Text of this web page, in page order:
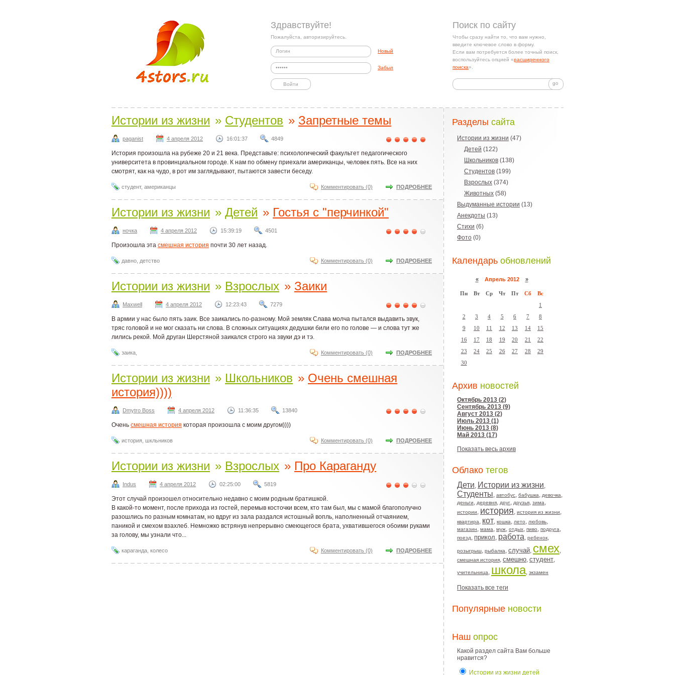
Здравствуйте!
Пожалуйста, авторизируйтесь.
Новый
Забыл
Поиск по сайту
Чтобы сразу найти то, что вам нужно,
введите ключевое слово в форму.
Если вам потребуется более точный поиск,
воспользуйтесь опцией «расширенного
поиска».
Разделы сайта
Истории из жизни (47)
Детей (122)
Школьников (138)
Студентов (199)
Взрослых (374)
Животных (58)
Выдуманные истории (13)
Анекдоты (13)
Стихи (6)
Фото (0)
Календарь обновлений
«Апрель 2012 »
Пн Вт Ср Чт Пт Сб
Вс
1
2
3 4 5 6 7
8
9
10 11 12 13 14
15
16
17 18 19 20 21
22
23
24 25 26 27 28
29
30
Архив новостей
Октябрь 2013 (2)
Сентябрь 2013 (9)
Август 2013 (2)
Июль 2013 (1)
Июнь 2013 (8)
Май 2013 (17)
Показать весь архив
Облако тегов
Дети, Истории из жизни,
Студенты, автобус, бабушка, девочка,
деньги, деревня, друг, друзья, зима,
истории, история, история из жизни,
квартира, кот, кошка, лето, любовь,
магазин, мама, муж, отдых, пиво, подруга,
поезд, прикол, работа, ребенок,
розыгрыш, рыбалка, случай, смех,
смешная история, смешно, студент,
учительница, школа, экзамен
Показать все теги
Популярные новости
Наш опрос
Какой раздел сайта Вам больше
нравится?
Истории из жизни детей
Истории из жизни » Студентов » Запретные темы
paganist 4 апреля 2012 16:01:37 4849
История произошла на рубеже 20 и 21 века. Представьте: психологический факультет педагогического
университета в провинциальном городе. К нам по обмену приехали американцы, человек пять. Все на них
смотрят, как на чудо, в рот им заглядывают, пытаются завести беседу.
студент, американцы Комментировать (0) ПОДРОБНЕЕ
Истории из жизни » Детей » Гостья с "перчинкой"
ночка 4 апреля 2012 15:39:19 4501
Произошла эта смешная история почти 30 лет назад.
давно детство Комментировать (0) ПОДРОБНЕЕ
Истории из жизни » Взрослых » Заики
Maxwell 4 апреля 2012 12:23:43 7279
В армии у нас было пять заик. Все заикались по-разному. Мой земляк Слава молча пытался выдавить звук,
тряс головой и не мог сказать ни слова. В сложных ситуациях дедушки били его по голове — и слова тут же
лились рекой. Мой друган Шерстяной заикался строго на звуки дэ и тэ.
заика Комментировать (0) ПОДРОБНЕЕ
Истории из жизни » Школьников » Очень смешная
история))))
Dmytro Boss 4 апреля 2012 11:36:35 13840
Очень смешная история которая произошла с моим другом))))
история шкльников Комментировать (0) ПОДРОБНЕЕ
Истории из жизни » Взрослых » Про Караганду
Indus 4 апреля 2012 02:25:00 5819
Этот случай произошел относительно недавно с моим родным братишкой.
В какой-то момент, после прихода из гостей, перемыв косточки всем, кто там был, мы с мамой благополучно
разошлись по разным комнатам, но вдруг из зала раздался истошный вопль, наполненный отчаянием,
паникой и смехом взахлеб. Немножко встрянув непрерывно смеющегося брата, ухватившегося обоими руками
за голову, мы узнали что...
караганда колесо Комментировать (0) ПОДРОБНЕЕ